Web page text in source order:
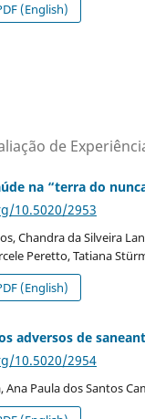
(English)
de
na “terra do
10.5020/2953
Chandra da Silveira
Peretto, Tatiana
(English)
adversos de
10.5020/2954
Ana Paula dos Santos